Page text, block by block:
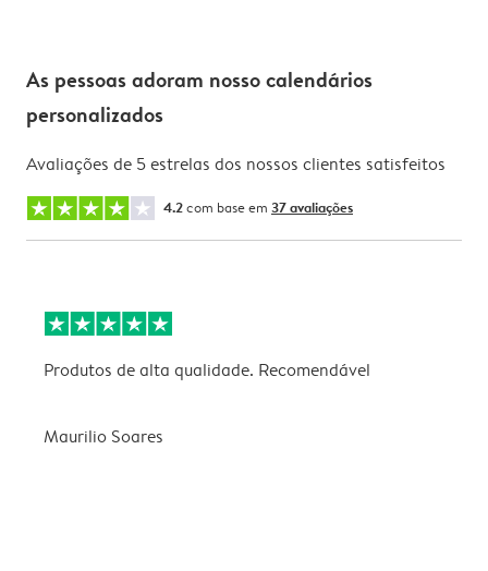
As pessoas adoram nosso calendários
personalizados
Avaliações de 5 estrelas dos nossos clientes satisfeitos
4.2com base em 37 avaliações
Produtos de alta qualidade. Recomendável
Maurilio Soares